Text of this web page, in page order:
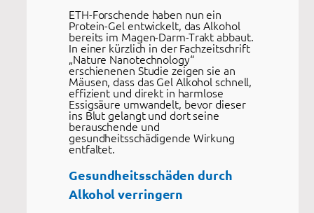
ETH-Forschende haben nun ein
Protein-Gel entwickelt, das Alkohol
bereits im Magen-Darm-Trakt abbaut.
In einer kürzlich in der Fachzeitschrift
„Nature Nanotechnology“
erschienenen Studie zeigen sie an
Mäusen, dass das Gel Alkohol schnell,
effizient und direkt in harmlose
Essigsäure umwandelt, bevor dieser
ins Blut gelangt und dort seine
berauschende und
gesundheitsschädigende Wirkung
entfaltet.
Gesundheitsschäden durch
Alkohol verringern